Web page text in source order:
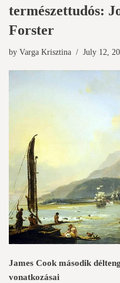
természettudós:
Forster
by Varga Krisztina July 12,
James Cook második
vonatkozásai